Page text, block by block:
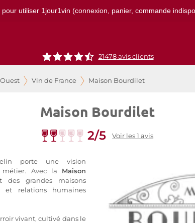
utiliser 1jour1vin (connexion, panier, commande
21478avis clients
Vin de France Maison Bourdilet
Maison Bourdilet
2/5 Voir les 1 avis
porte une vision
Avec la Maison
des grandes maisons
et relations humaines
vivant, cultivé dans le